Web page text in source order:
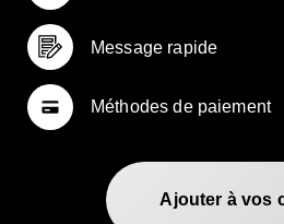
Message rapide
Méthodes de paiement
Ajouter à vos